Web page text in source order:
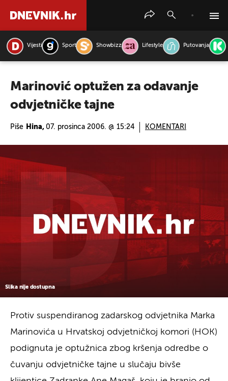
Vijesti Sport Showbizz Lifestyle Putovanja
Marinović optužen za odavanje
odvjetničke tajne
Piše Hina, 07. prosinca 2006. @ 15:24 KOMENTARI
Slika nije dostupna
Protiv suspendiranog zadarskog odvjetnika Marka
Marinovića u Hrvatskoj odvjetničkoj komori (HOK)
podignuta je optužnica zbog kršenja odredbe o
čuvanju odvjetničke tajne u slučaju bivše
PRETRAŽITE VIJESTI